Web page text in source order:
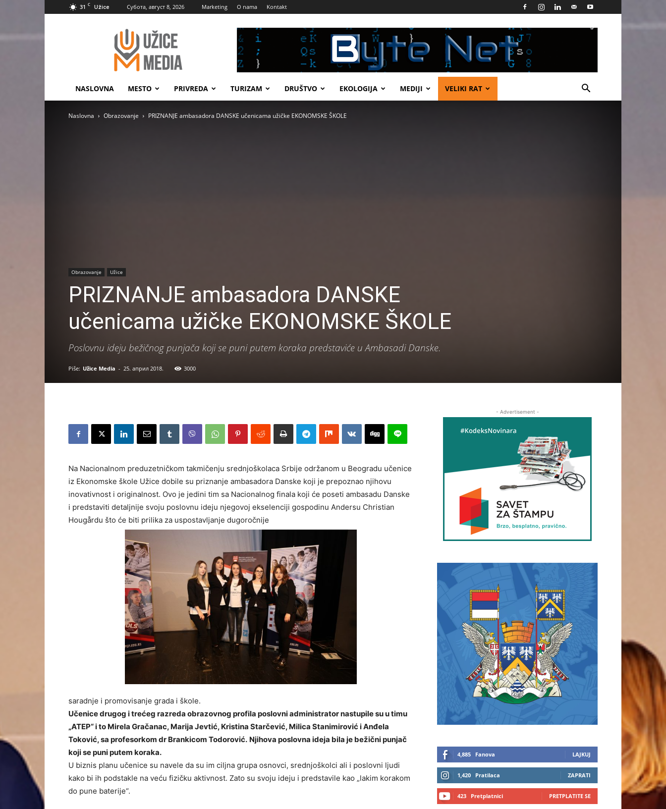
31 C Užice Субота, август 8, 2026 Marketing O nama Kontakt
UžiceMedia
NASLOVNA MESTO PRIVREDA TURIZAM DRUŠTVO EKOLOGIJA MEDIJI VELIKI RAT
Naslovna Obrazovanje PRIZNANJE ambasadora DANSKE učenicama užičke EKONOMSKE ŠKOLE
Obrazovanje Užice
PRIZNANJE ambasadora DANSKE
učenicama užičke EKONOMSKE ŠKOLE
Poslovnu ideju bežičnog punjača koji se puni putem koraka predstaviće u Ambasadi Danske.
Piše: Užice Media - 25. април 2018. 3000
Na Nacionalnom preduzetničkom takmičenju srednjoškolaca Srbije održanom u Beogradu učenice
iz Ekonomske škole Užice dobile su priznanje ambasadora Danske koji je prepoznao njihovu
inovativnost i originalnost. Ovo je jedini tim sa Nacionalnog finala koji će poseti ambasadu Danske
i predstaviti detaljnije svoju poslovnu ideju njegovoj ekselenciji gospodinu Andersu Christian
Hougårdu što će biti prilika za uspostavljanje dugoročnije
saradnje i promovisanje grada i škole.
Učenice drugog i trećeg razreda obrazovnog profila poslovni administrator nastupile su u timu
„ATEP“ i to Mirela Gračanac, Marija Jevtić, Kristina Starčević, Milica Stanimirović i Anđela
Toković, sa profesorkom dr Brankicom Todorović. Nјihova poslovna ideja bila je bežični punjač
koji se puni putem koraka.
U biznis planu učenice su navele da su im ciljna grupa osnovci, srednjoškolci ali i poslovni ljudi
kako bi ih podstakle na veću fizičku aktivnost. Zato su svoju ideju i predstavile kao „lakim korakom
do pune baterije“.
- Advertisement -
4,885 Fanova LAJKUJ
1,420 Pratilaca ZAPRATI
423 Pretplatnici PRETPLATITE SE